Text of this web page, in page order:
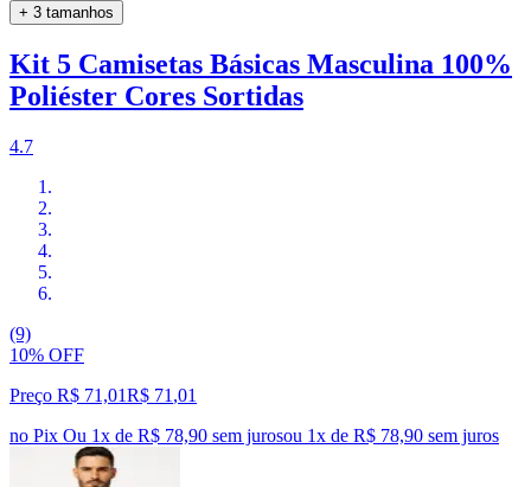
+ 3 tamanhos
Kit 5 Camisetas Básicas Masculina 100%
Poliéster Cores Sortidas
4.7
(9)
10% OFF
Preço R$ 71,01R$ 71 ,01
no Pix Ou 1x de R$ 78,90 sem jurosou 1x de R$ 78,90 sem juros